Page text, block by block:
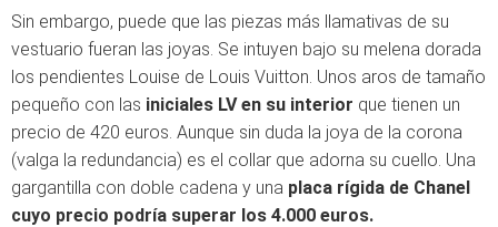
Sin embargo, puede que las piezas más llamativas de su
vestuario fueran las joyas. Se intuyen bajo su melena dorada
los pendientes Louise de Louis Vuitton. Unos aros de tamaño
pequeño con las iniciales LV en su interior que tienen un
precio de 420 euros. Aunque sin duda la joya de la corona
(valga la redundancia) es el collar que adorna su cuello. Una
gargantilla con doble cadena y una placa rígida de Chanel
cuyo precio podría superar los 4.000 euros.